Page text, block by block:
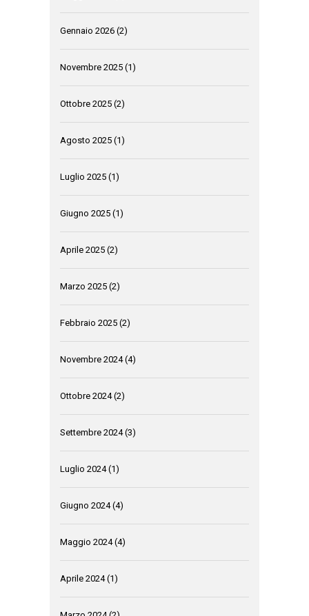
Gennaio 2026 (2)
Novembre 2025 (1)
Ottobre 2025 (2)
Agosto 2025 (1)
Luglio 2025 (1)
Giugno 2025 (1)
Aprile 2025 (2)
Marzo 2025 (2)
Febbraio 2025 (2)
Novembre 2024(4)
Ottobre 2024(2)
Settembre 2024(3)
Luglio 2024(1)
Giugno 2024(4)
Maggio 2024(4)
Aprile 2024(1)